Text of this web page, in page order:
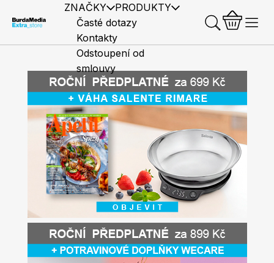
ZNAČKY PRODUKTY
Elle
Marianne
Burda Style
Elle Decoration
Předplatné časopisů Časopisy
Knihy Merch
Časté dotazy
Kontakty
Odstoupení od
smlouvy